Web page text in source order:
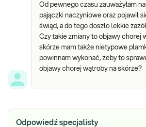
Od pewnego czasu zauważyłam
pajączki naczyniowe oraz pojawił
świąd, a do tego doszło lekkie
Czy takie zmiany to objawy chorej
skórze mam także nietypowe
powinnam wykonać, żeby to
objawy chorej wątroby na skórze?
Odpowiedź specjalisty